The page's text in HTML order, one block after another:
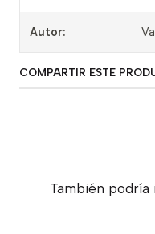
Autor:
COMPARTIR ESTE
También